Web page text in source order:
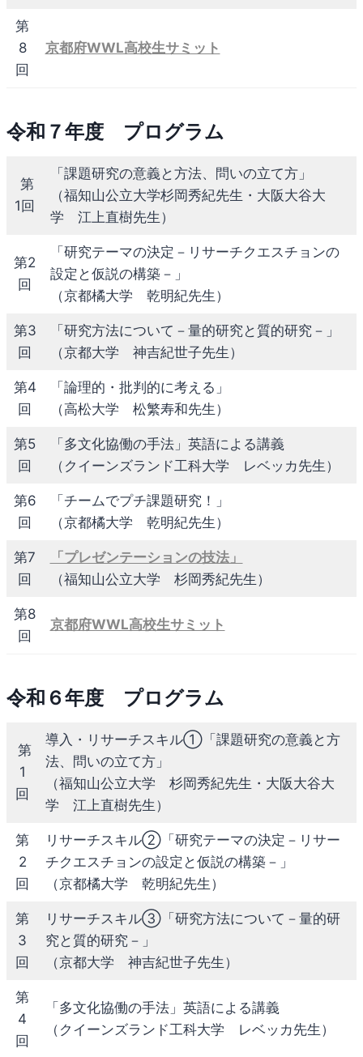
第
8
回
京都府WWL高校生サミット
令和７年度 プログラム
第
1回
「課題研究の意義と方法、問いの立て方」
（福知山公立大学杉岡秀紀先生・大阪大谷大
学 江上直樹先生）
第2
回
「研究テーマの決定－リサーチクエスチョンの
設定と仮説の構築－」
（京都橘大学 乾明紀先生）
第3
回
「研究方法について－量的研究と質的研究－」
（京都大学 神吉紀世子先生）
第4
回
「論理的・批判的に考える」
（高松大学 松繁寿和先生）
第5
回
「多文化協働の手法」英語による講義
（クイーンズランド工科大学 レベッカ先生）
第6
回
「チームでプチ課題研究！」
（京都橘大学 乾明紀先生）
第7
回
「プレゼンテーションの技法」
（福知山公立大学 杉岡秀紀先生）
第8
回
京都府WWL高校生サミット
令和６年度 プログラム
第
1
回
導入・リサーチスキル①「課題研究の意義と方
法、問いの立て方」
（福知山公立大学 杉岡秀紀先生・大阪大谷大
学 江上直樹先生）
第
2
回
リサーチスキル②「研究テーマの決定－リサー
チクエスチョンの設定と仮説の構築－」
（京都橘大学 乾明紀先生）
第
3
回
リサーチスキル③「研究方法について－量的研
究と質的研究－」
（京都大学 神吉紀世子先生）
第
4
回
「多文化協働の手法」英語による講義
（クイーンズランド工科大学 レベッカ先生）